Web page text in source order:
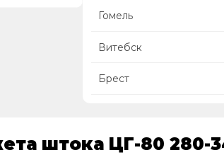
Гомель
Витебск
Брест
штока ЦГ-80 280-